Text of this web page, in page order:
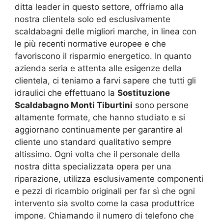
ditta leader in questo settore, offriamo alla
nostra clientela solo ed esclusivamente
scaldabagni delle migliori marche, in linea con
le più recenti normative europee e che
favoriscono il risparmio energetico. In quanto
azienda seria e attenta alle esigenze della
clientela, ci teniamo a farvi sapere che tutti gli
idraulici che effettuano la Sostituzione
Scaldabagno Monti Tiburtini sono persone
altamente formate, che hanno studiato e si
aggiornano continuamente per garantire al
cliente uno standard qualitativo sempre
altissimo. Ogni volta che il personale della
nostra ditta specializzata opera per una
riparazione, utilizza esclusivamente componenti
e pezzi di ricambio originali per far sì che ogni
intervento sia svolto come la casa produttrice
impone. Chiamando il numero di telefono che